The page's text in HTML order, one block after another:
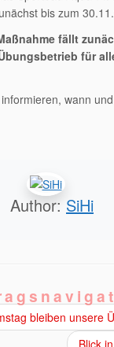
bis zum
fällt
für
wann
Author: SiHi
bleiben unsere
Blick